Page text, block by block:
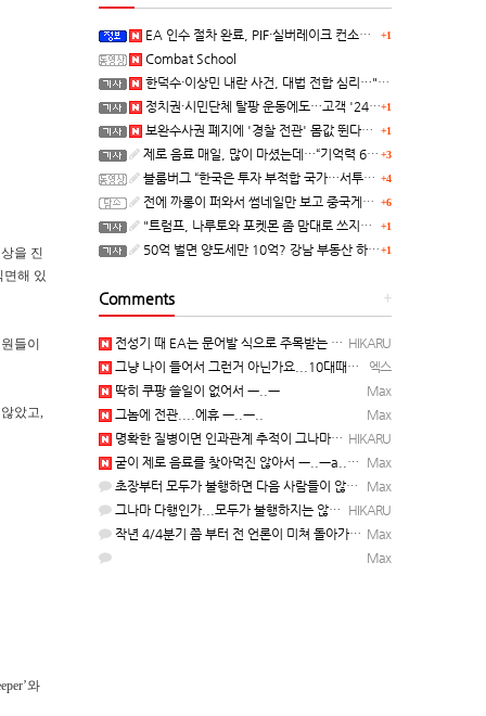
을 진
면해 있
들이
았고,
와
+1
EA 인수 절차 완료, PIF·실버레이크 컨소시엄 산하 편입
Combat School
한덕수·이상민 내란 사건, 대법 전합 심리…"역사적 사법평가"(종합)
+1
정치권·시민단체 탈팡 운동에도…고객 '2470만명' 원상 회복, "고물가에 돌팡"
+1
보완수사권 폐지에 '경찰 전관' 몸값 뛴다…대형 로펌 영입전쟁
+3
제로 음료 매일, 많이 마셨는데…“기억력 62% 더 빨리 떨어진다
+4
블룸버그 “한국은 투자 부적합 국가…서투른 정책이 투자자에게 트라우마”
+6
전에 까롱이 퍼와서 썸네일만 보고 중국게임?으로 오해했던
+1
"트럼프, 나루토와 포켓몬 좀 맘대로 쓰지마" 日 정부, 여러번 '공식 우려' 표명
+1
50억 벌면 양도세만 10억? 강남 부동산 하는 말이..
+
Comments
HIKARU
전성기 때 EA는 문어발 식으로 주목받는 개발 스튜디오 흡수하고, 빙신....만들어서 내다 버리는 걸로 유명…
엑스
그냥 나이 들어서 그런거 아닌가요...10대때부터 20대떄까지 관찰한거면 몰라도...
Max
딱히 쿠팡 쓸일이 없어서 ㅡ..ㅡ
Max
그놈에 전관....에휴 ㅡ..ㅡ..
HIKARU
명확한 질병이면 인과관계 추적이 그나마 가능한데... 기억력 감퇴는 상대적인 거고, 개인 편차가 심해서...…
Max
굳이 제로 음료를 찾아먹진 않아서 ㅡ..ㅡa... 근데...8년이면 그만큼 나이가 먹었단거니... 자연스런 …
Max
초장부터 모두가 불행하면 다음 사람들이 않낚이죠 ㅡ..ㅡy~
HIKARU
그나마 다행인가...모두가 불행하지는 않았으니....
Max
작년 4/4분기 쯤 부터 전 언론이 미쳐 돌아가기 시작 했었음. 그덕에 그후 몇달간은 나름 재미 본 사람들도…
Max